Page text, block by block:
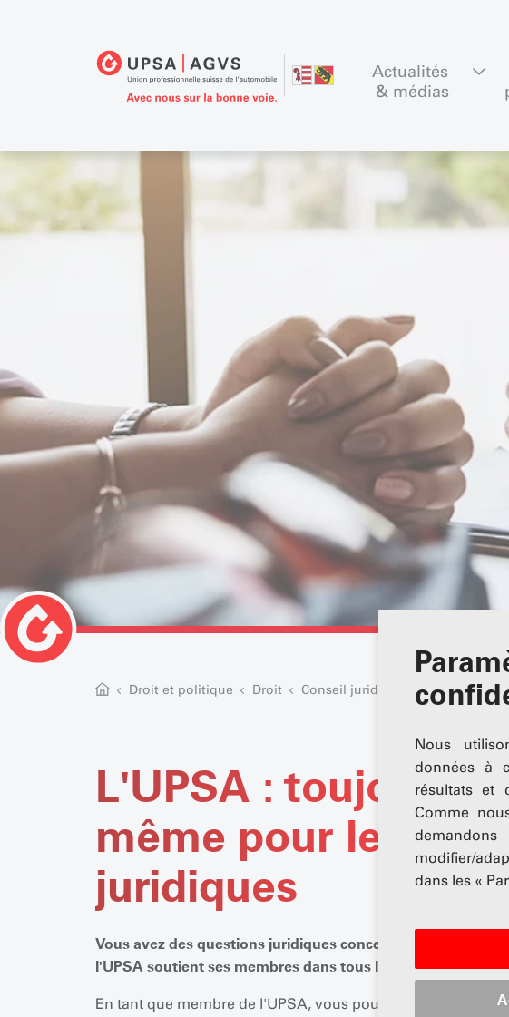
Nous
données à
résultats et
Comme
modifier/
dans les «
Actualités
& médias
Droit et politique Droit Conseil juridique
L'UPSA : toujours
même pour les
juridiques
Vous avez des questions juridiques concernant vos
l'UPSA soutient ses membres dans tous les domaines
En tant que membre de l'UPSA, vous pouvez bénéficier de